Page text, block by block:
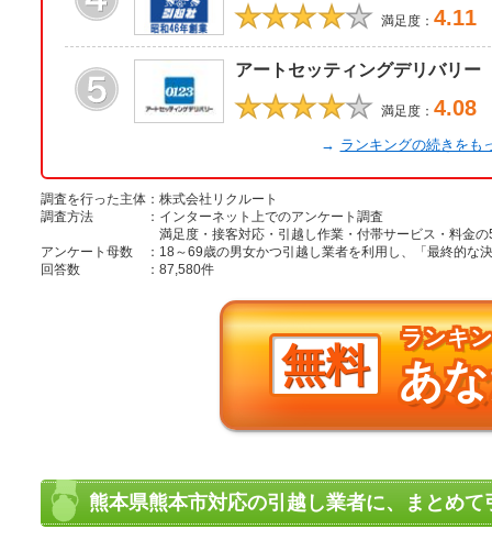
★★★★★ 満足度： 4.11
アートセッティングデリバリー
★★★★★ 満足度： 4.08
→ ランキングの続きをも
調査を行った主体 ： 株式会社リクルート
調査方法
： インターネット上でのアンケート調査
満足度・接客対応・引越し作業・付帯サービス・料金
アンケート母数
： 18～69歳の男女かつ引越し業者を利用し、「最終的な
回答数
： 87,580件
無料
ランキ
あ
熊本県熊本市対応の引越し業者に、まとめ